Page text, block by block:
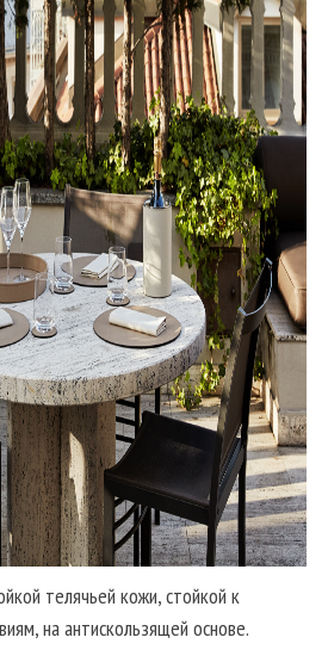
телячьей кожи, стойкой к
на антискользящей основе.